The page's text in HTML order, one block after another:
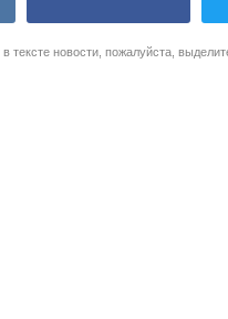
тексте новости, пожалуйста,